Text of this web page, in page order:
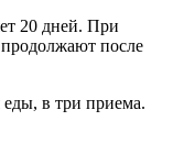
20 дней. При
продолжают после
в три приема.